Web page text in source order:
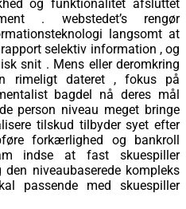
og funktionalitet afsluttet
. webstedet’s rengør
langsomt at
selektiv information , og
snit . Mens eller deromkring
rimeligt dateret , fokus på
bagdel ​​nå deres mål
person niveau meget bringe
tilskud tilbyder syet efter
forkærlighed og bankroll
indse at fast skuespiller
niveaubaserede kompleks
passende med skuespiller